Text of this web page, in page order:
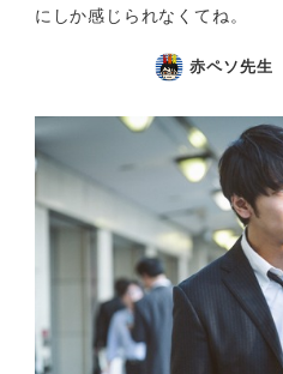
にしか感じられなくてね。
赤ペソ先生